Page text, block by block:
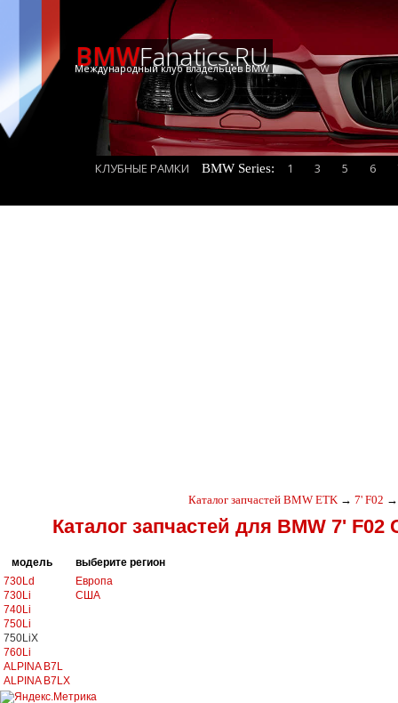
BMWFanatics.RU
Международный клуб владельцев BMW
КЛУБНЫЕ РАМКИ BMW Series: 1 3 5 6
Каталог запчастей BMW ETK → 7' F02 →
Каталог запчастей для BMW 7'
модель
730Ld
730Li
740Li
750Li
750LiX
760Li
ALPINA B7L
ALPINA B7LX
выберите регион
Европа
США